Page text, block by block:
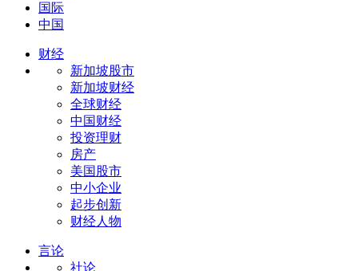
国际
中国
财经
新加坡股市
新加坡财经
全球财经
中国财经
投资理财
房产
美国股市
中小企业
起步创新
财经人物
言论
社论